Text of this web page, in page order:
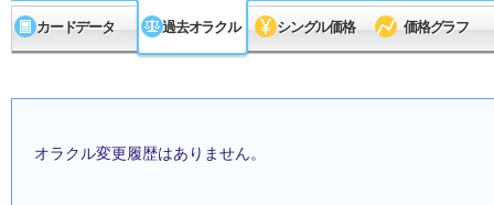
カードデータ 過去オラクル シングル価格 価格グラフ
オラクル変更履歴はありません。